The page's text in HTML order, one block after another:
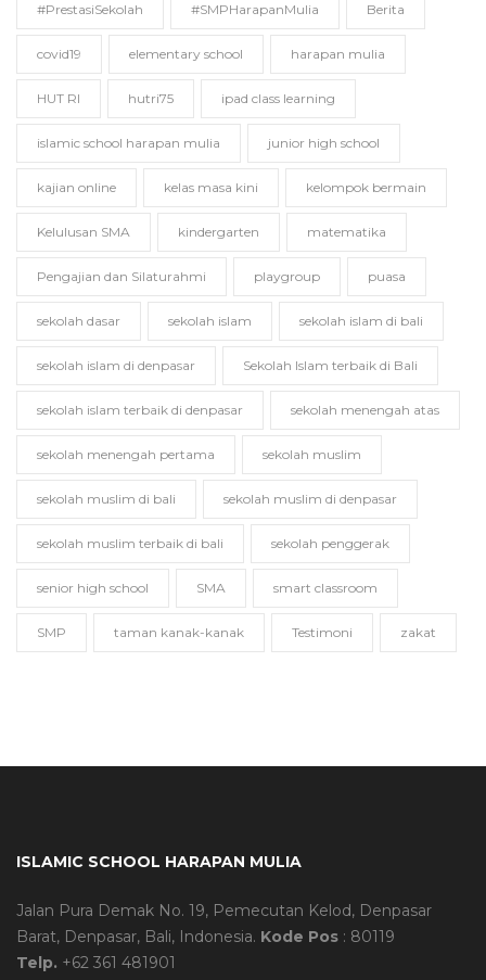
#PrestasiSekolah #SMPHarapanMulia Berita
covid19 elementary school harapan mulia
HUT RI hutri75 ipad class learning
islamic school harapan mulia junior high school
kajian online kelas masa kini kelompok bermain
Kelulusan SMA kindergarten matematika
Pengajian dan Silaturahmi playgroup puasa
sekolah dasar sekolah islam sekolah islam di bali
sekolah islam di denpasar Sekolah Islam terbaik di Bali
sekolah islam terbaik di denpasar sekolah menengah atas
sekolah menengah pertama sekolah muslim
sekolah muslim di bali sekolah muslim di denpasar
sekolah muslim terbaik di bali sekolah penggerak
senior high school SMA smart classroom
SMP taman kanak-kanak Testimoni zakat
ISLAMIC SCHOOL HARAPAN MULIA
Jalan Pura Demak No. 19, Pemecutan Kelod, Denpasar
Barat, Denpasar, Bali, Indonesia. Kode Pos : 80119
Telp. +62 361 481901